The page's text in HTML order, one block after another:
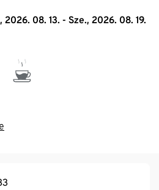
2026. 08. 13. - Sze., 2026. 08. 19.